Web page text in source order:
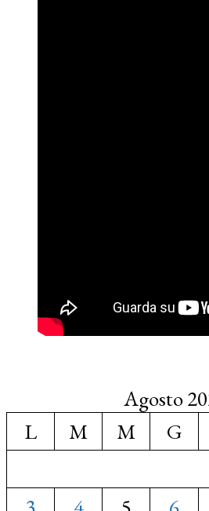
Agosto
L
M M G